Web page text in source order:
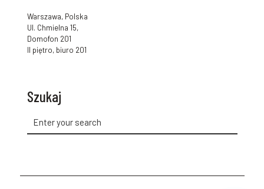
Warszawa, Polska
Ul. Chmielna 15,
Domofon 201
II piętro, biuro 201
Szukaj